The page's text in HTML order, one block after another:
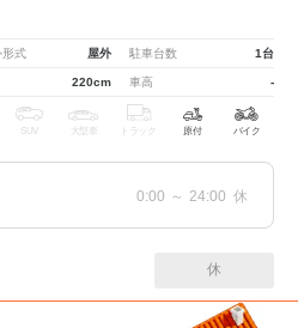
形式 屋外 駐車台数 1台
220cm 車高 -
SUV 大型車 トラック 原付 バイク
0:00 ～ 24:00 休
休